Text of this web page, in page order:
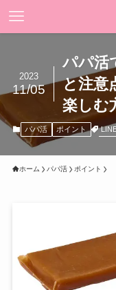
パパ活
と注意
楽しむ
2023
11/05
パパ活 ポイント
ホーム パパ活 ポイント